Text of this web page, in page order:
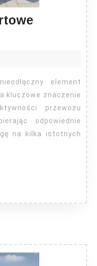
kluczowe znaczenie
przewozu
odpowiednie
na kilka istotnych